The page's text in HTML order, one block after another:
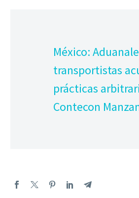
México:
transportistas
prácticas
Contecon